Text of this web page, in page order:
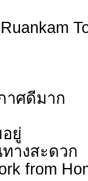
าศดีมาก
ยู่
างสะดวก
from